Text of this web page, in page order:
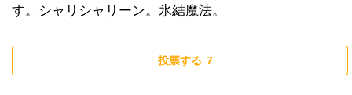
す。シャリシャリーン。氷結魔法。
投票する 7